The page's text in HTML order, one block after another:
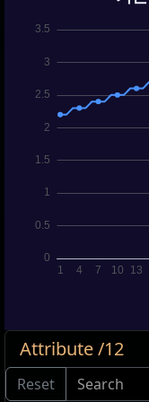
Attribute /12